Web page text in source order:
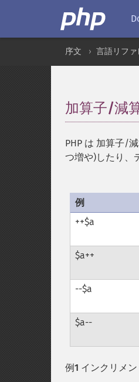
序文 言語リファ
加算子/減
PHP は 加算子/
つ増や)したり、
例
++$a
$a++
--$a
$a--
例1 インクリメ